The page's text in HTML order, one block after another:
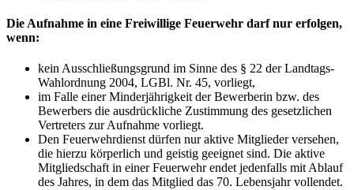
Die Aufnahme in eine Freiwillige Feuerwehr darf nur erfolgen,
wenn:
kein Ausschließungsgrund im Sinne des § 22 der Landtags-
Wahlordnung 2004, LGBl. Nr. 45, vorliegt,
im Falle einer Minderjährigkeit der Bewerberin bzw. des
Bewerbers die ausdrückliche Zustimmung des gesetzlichen
Vertreters zur Aufnahme vorliegt.
Den Feuerwehrdienst dürfen nur aktive Mitglieder versehen,
die hierzu körperlich und geistig geeignet sind. Die aktive
Mitgliedschaft in einer Feuerwehr endet jedenfalls mit Ablauf
des Jahres, in dem das Mitglied das 70. Lebensjahr vollendet.